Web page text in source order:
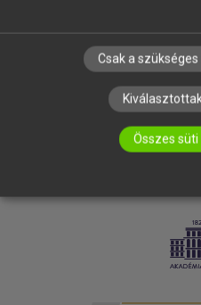
IRATKOZZ FEL
Csak a
Összes